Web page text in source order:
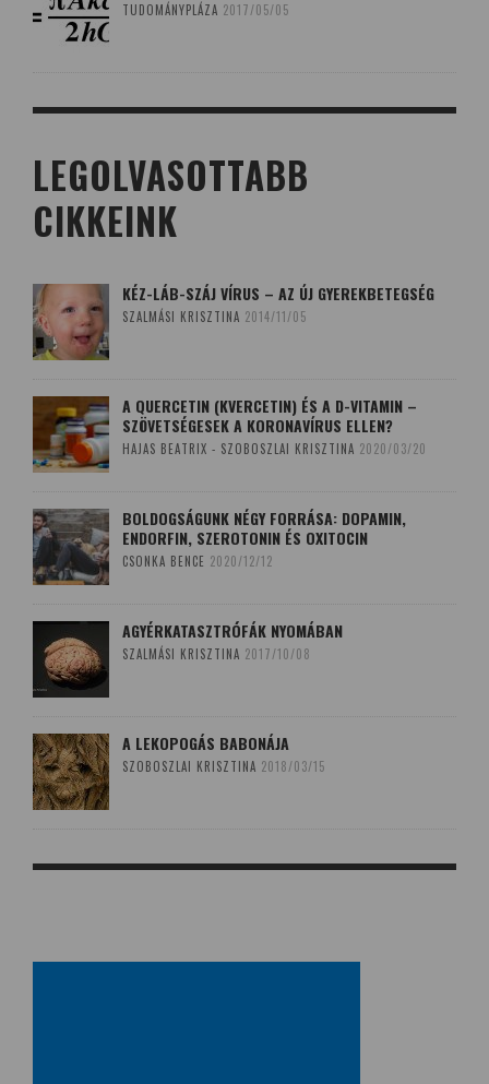
TUDOMÁNYPLÁZA 2017/05/05
LEGOLVASOTTABB
CIKKEINK
KÉZ-LÁB-SZÁJ VÍRUS – AZ ÚJ GYEREKBETEGSÉG
SZALMÁSI KRISZTINA 2014/11/05
A QUERCETIN (KVERCETIN) ÉS A D-VITAMIN –
SZÖVETSÉGESEK A KORONAVÍRUS ELLEN?
HAJAS BEATRIX - SZOBOSZLAI KRISZTINA 2020/03/20
BOLDOGSÁGUNK NÉGY FORRÁSA: DOPAMIN,
ENDORFIN, SZEROTONIN ÉS OXITOCIN
CSONKA BENCE 2020/12/12
AGYÉRKATASZTRÓFÁK NYOMÁBAN
SZALMÁSI KRISZTINA 2017/10/08
A LEKOPOGÁS BABONÁJA
SZOBOSZLAI KRISZTINA 2018/03/15